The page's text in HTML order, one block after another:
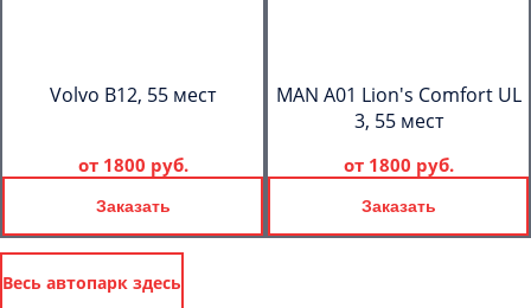
Volvo B12, 55 мест
от 1800 руб.
Заказать
MAN A01 Lion's Comfort UL
3, 55 мест
от 1800 руб.
Заказать
Весь автопарк здесь